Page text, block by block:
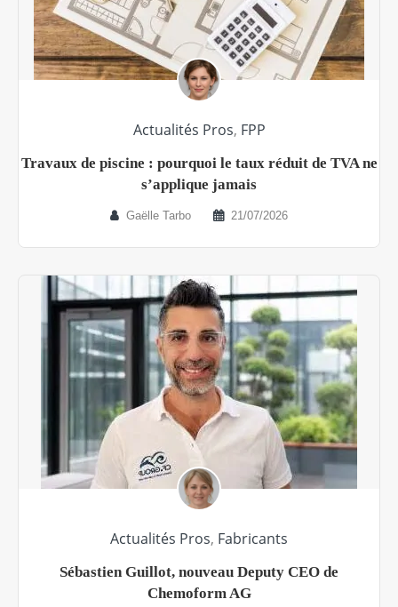
Actualités Pros, FPP
Travaux de piscine : pourquoi le taux réduit de TVA ne
s’applique jamais
Gaëlle Tarbo 21/07/2026
Actualités Pros, Fabricants
Sébastien Guillot, nouveau Deputy CEO de
Chemoform AG